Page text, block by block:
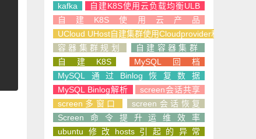
kafka
自建K8S使用云负载均衡ULB
自建K8S使用云产品
UCloud UHost自建集群使用Cloudprovider和CSI
容器集群规划
自建容器集群
自建K8S
MySQL回档
MySQL通过Binlog恢复数据
MySQL Binlog解析
screen会话共享
screen多窗口
screen会话恢复
Screen命令提升运维效率
ubuntu修改hosts引起的异常